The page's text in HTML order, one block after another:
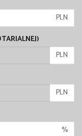
PLN
PLN
PLN
%